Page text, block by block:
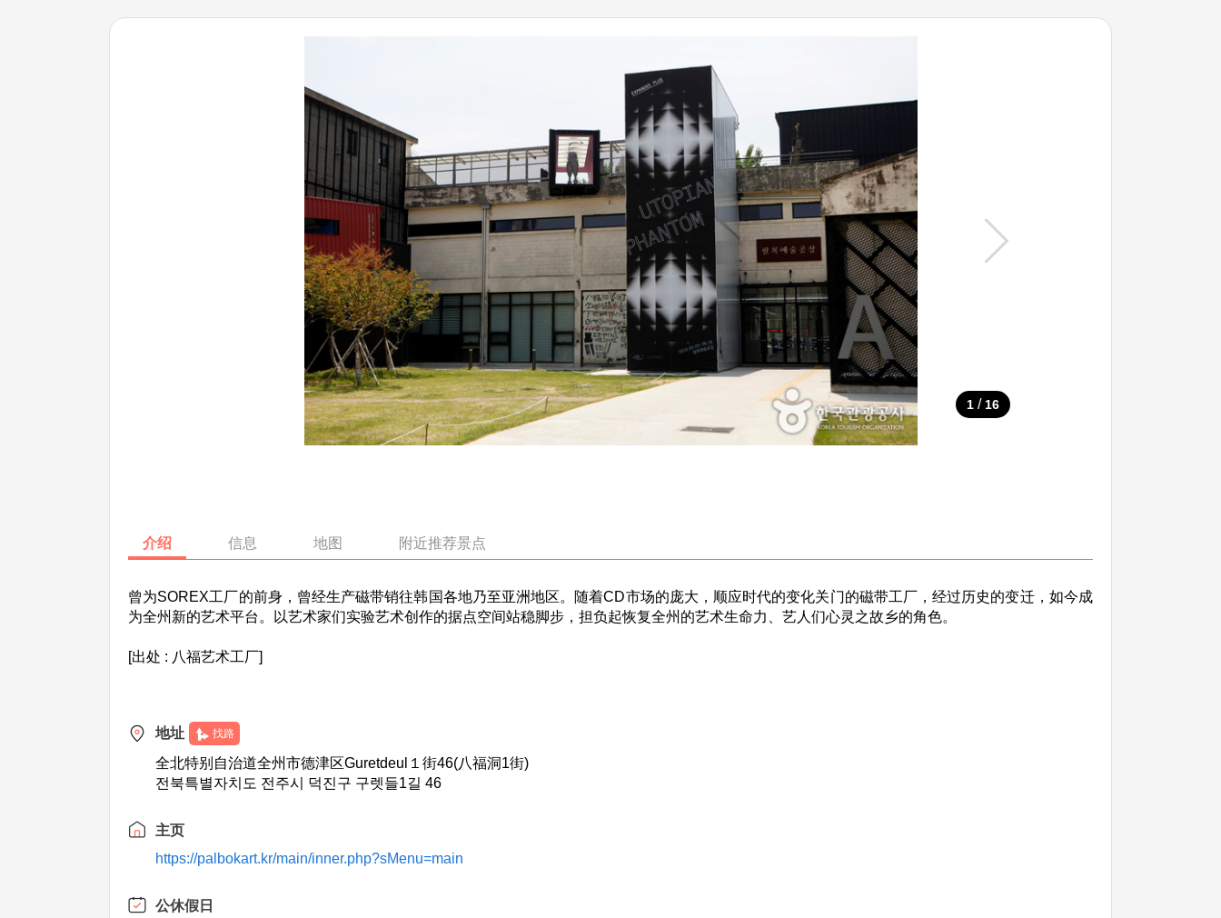
1 / 16
介绍 信息 地图 附近推荐景点
曾为SOREX工厂的前身，曾经生产磁带销往韩国各地乃至亚洲地区。随着CD市场的庞大，顺应时代的变化关门的磁带工厂，经过历史的变迁，如今成
为全州新的艺术平台。以艺术家们实验艺术创作的据点空间站稳脚步，担负起恢复全州的艺术生命力、艺人们心灵之故乡的角色。
[出处 : 八福艺术工厂]
地址 找路
全北特别自治道全州市德津区Guretdeul１街46(八福洞1街)
전북특별자치도 전주시 덕진구 구렛들1길 46
主页
https://palbokart.kr/main/inner.php?sMenu=main
公休假日